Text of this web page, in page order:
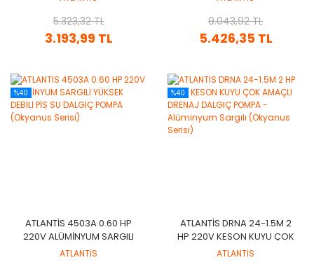
GÖVDELİ PİS SU DALGIÇ
POMPASI
3.193,99 TL
5.323,32 TL
5.426,35 TL
9.043,92 TL
%40
ATLANTİS 4503A 0.60 HP
220V ALÜMİNYUM SARGILI
YÜKSEK DEBİLİ PİS SU
ATLANTİS
%40
ATLANTİS DRNA 24-1.5M 2
HP 220V KESON KUYU ÇOK
AMAÇLI DRENAJ DALGIÇ
ATLANTİS